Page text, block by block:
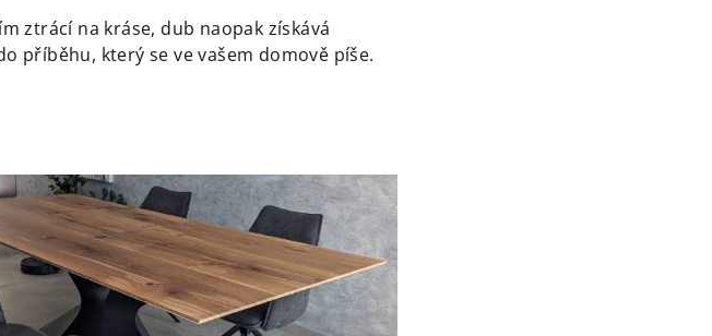
ztrácí na kráse, dub naopak získává
příběhu, který se ve vašem domově píše.